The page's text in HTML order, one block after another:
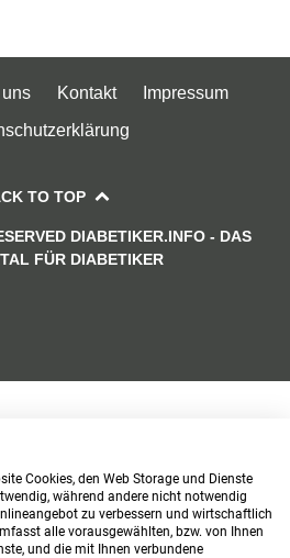
Kontakt
Impressum
TO TOP
DIABETIKER.INFO - DAS
FÜR DIABETIKER
Cookies, den Web Storage und Dienste
während andere nicht notwendig
zu verbessern und wirtschaftlich
alle vorausgewählten, bzw. von Ihnen
und die mit Ihnen verbundene